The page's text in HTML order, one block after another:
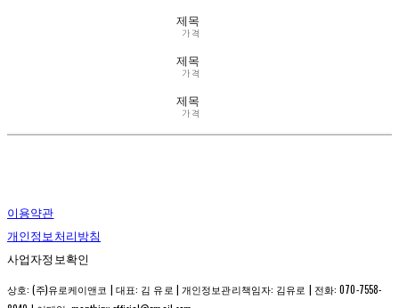
제목
가격
제목
가격
제목
가격
이용약관
개인정보처리방침
사업자정보확인
상호: (주)유로케이앤코 | 대표: 김 유로 | 개인정보관리책임자: 김유로 | 전화: 070-7558-